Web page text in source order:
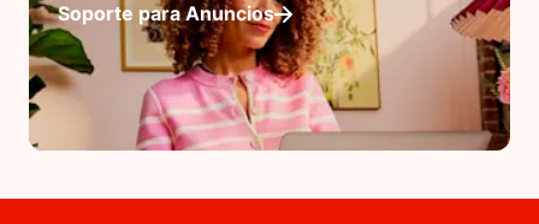
Soporte para Anuncios